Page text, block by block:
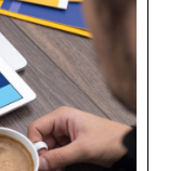
cargo ni en
de
Si te
directivo...